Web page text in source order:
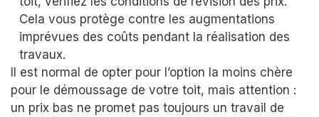
Il est normal de opter pour l’option la moins chère
pour le démoussage de votre toit, mais attention :
un prix bas ne promet pas toujours un travail de